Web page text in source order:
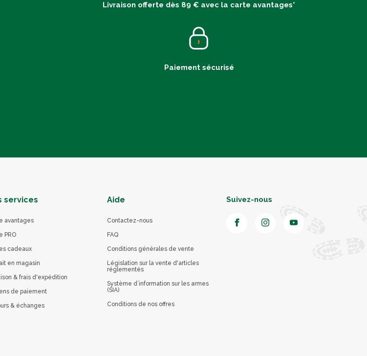
Livraison offerte dès 89 € avec la carte avantages*
Paiement sécurisé
services
avantages
PRO
cadeaux
en magasin
& frais d'expédition
de paiement
& échanges
Aide
Contactez-nous
FAQ
Conditions générales de vente
Législation sur la vente d'articles
réglementés
Système d’information sur les armes
(SIA)
Conditions de nos offres
Suivez-nous